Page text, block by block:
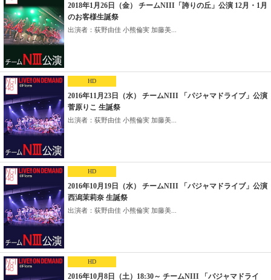
2018年1月26日（金） チームNIII「誇りの丘」公演 12月・1月
のお客様生誕祭
出演者：荻野由佳 小熊倫実 加藤美...
HD
2016年11月23日（水） チームNIII 「パジャマドライブ」公演
菅原りこ 生誕祭
出演者：荻野由佳 小熊倫実 加藤美...
HD
2016年10月19日（水） チームNIII 「パジャマドライブ」公演
西潟茉莉奈 生誕祭
出演者：荻野由佳 小熊倫実 加藤美...
HD
2016年10月8日（土）18:30～ チームNIII 「パジャマドライ